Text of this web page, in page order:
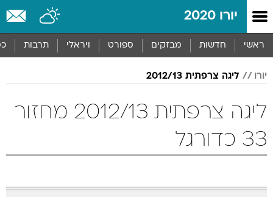
יורו 2020
ראשי חדשות מבזקים ספורט ויראלי תרבות
יורו ליגה צרפתית 2012/13
ליגה צרפתית 2012/13 מחזור
33 כדורגל